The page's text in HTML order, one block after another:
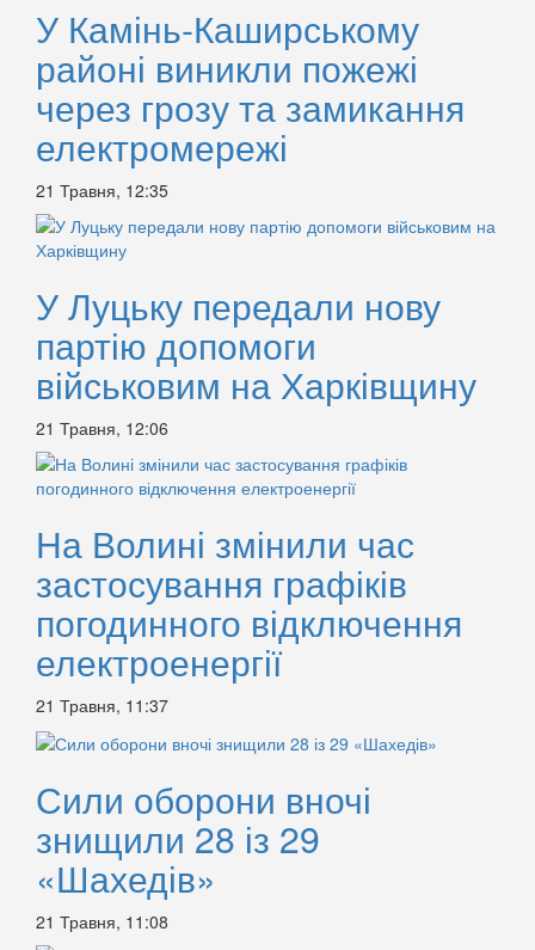
У Камінь-Каширському
районі виникли пожежі
через грозу та замикання
електромережі
21 Травня, 12:35
У Луцьку передали нову
партію допомоги
військовим на Харківщину
21 Травня, 12:06
На Волині змінили час
застосування графіків
погодинного відключення
електроенергії
21 Травня, 11:37
Сили оборони вночі
знищили 28 із 29
«Шахедів»
21 Травня, 11:08